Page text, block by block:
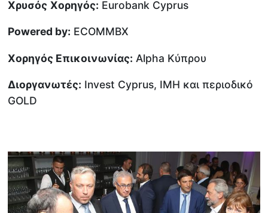
Χρυσός Χορηγός: Eurobank Cyprus
Powered by: ECOMMBX
Χορηγός Επικοινωνίας: Alpha Κύπρου
Διοργανωτές: Invest Cyprus, IMH και περιοδικό
GOLD